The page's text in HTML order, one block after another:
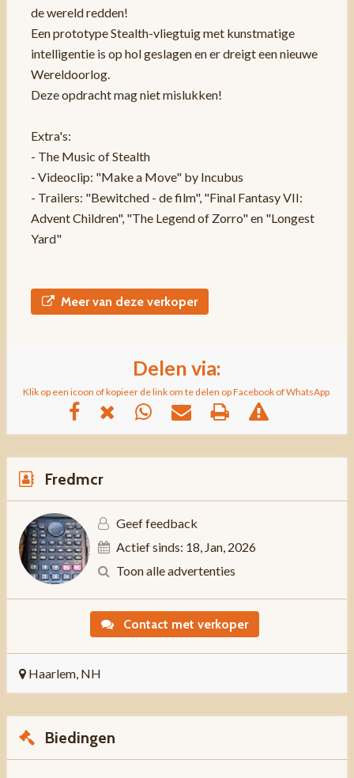
de wereld redden!
Een prototype Stealth-vliegtuig met kunstmatige
intelligentie is op hol geslagen en er dreigt een nieuwe
Wereldoorlog.
Deze opdracht mag niet mislukken!
Extra's:
- The Music of Stealth
- Videoclip: "Make a Move" by Incubus
- Trailers: "Bewitched - de film", "Final Fantasy VII:
Advent Children", "The Legend of Zorro" en "Longest
Yard"
Meer van deze verkoper
Delen via:
Klik op een icoon of kopieer de link om te delen op Facebook of WhatsApp
Fredmcr
Geef feedback
Actief sinds: 18, Jan, 2026
Toon alle advertenties
Contact met verkoper
Haarlem, NH
Biedingen